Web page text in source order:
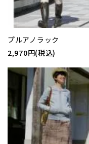
プルアノラック
2,970円(税込)